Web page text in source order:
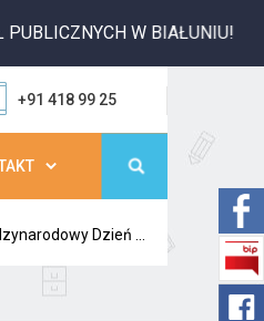
W BIAŁUNIU!
+91 418 99 25
Dzień ...